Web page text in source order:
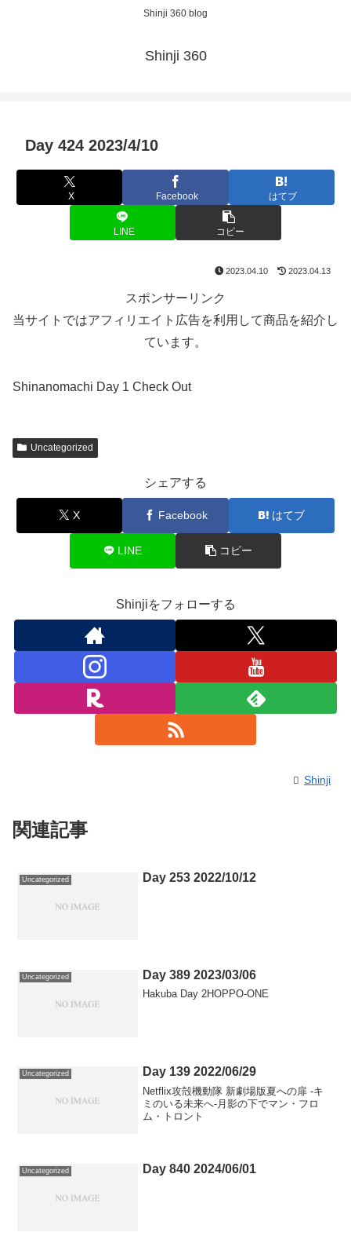
Shinji 360 blog
Shinji 360
Day 424 2023/4/10
X Facebook はてブ
LINE コピー
2023.04.10 2023.04.13
スポンサーリンク
当サイトではアフィリエイト広告を利用して商品を紹介し
ています。
Shinanomachi Day 1 Check Out
Uncategorized
シェアする
X Facebook はてブ
LINE コピー
Shinjiをフォローする
Shinji
関連記事
Uncategorized Day 253 2022/10/12
Uncategorized Day 389 2023/03/06
Hakuba Day 2HOPPO-ONE
Uncategorized Day 139 2022/06/29
Netflix攻殻機動隊 新劇場版夏への扉 -キ
ミのいる未来へ-月影の下でマン・フロ
ム・トロント
Uncategorized Day 840 2024/06/01